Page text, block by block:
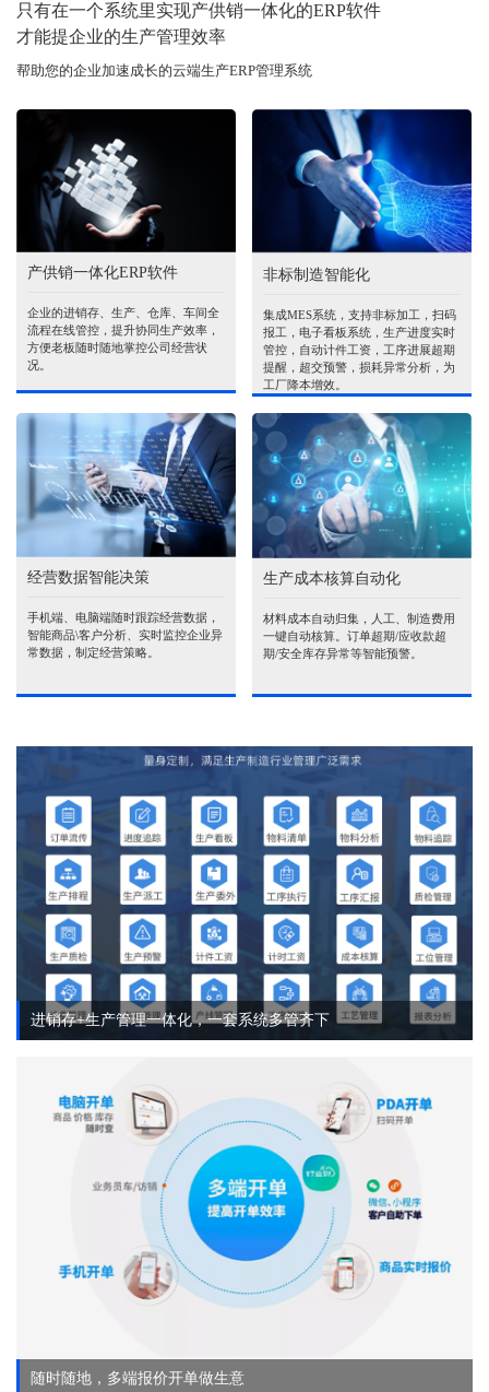
只有在一个系统里实现产供销一体化的ERP软件
才能提企业的生产管理效率
帮助您的企业加速成长的云端生产ERP管理系统
产供销一体化ERP软件
企业的进销存、生产、仓库、车间全
流程在线管控，提升协同生产效率，
方便老板随时随地掌控公司经营状
况。
非标制造智能化
集成MES系统，支持非标加工，扫码
报工，电子看板系统，生产进度实时
管控，自动计件工资，工序进展超期
提醒，超交预警，损耗异常分析，为
工厂降本增效。
经营数据智能决策
手机端、电脑端随时跟踪经营数据，
智能商品\客户分析、实时监控企业异
常数据，制定经营策略。
生产成本核算自动化
材料成本自动归集，人工、制造费用
一键自动核算。订单超期/应收款超
期/安全库存异常等智能预警。
进销存+生产管理一体化，一套系统多管齐下
随时随地，多端报价开单做生意